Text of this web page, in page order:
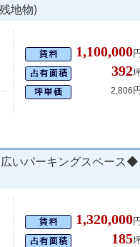
地物)
1,100,000円
392
2,806 円
いパーキングスペー
1,320,000円
185